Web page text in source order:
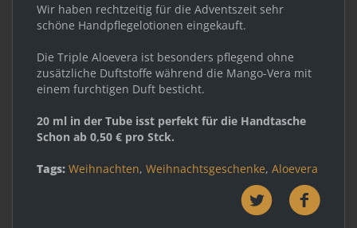
Wir haben rechtzeitig für die Adventszeit sehr
schöne Handpflegelotionen eingekauft.
Die Triple Aloevera ist besonders pflegend ohne
zusätzliche Duftstoffe während die Mango-Vera mit
einem furchtigen Duft besticht.
20 ml in der Tube isst perfekt für die Handtasche
Schon ab 0,50 € pro Stck.
Tags: Weihnachten, Weihnachtsgeschenke, Aloevera